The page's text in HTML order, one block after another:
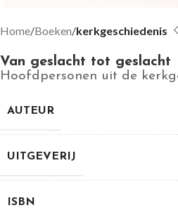
Home Boeken kerkgeschiedenis
Van geslacht tot geslacht
Hoofdpersonen uit de
AUTEUR
UITGEVERIJ
ISBN